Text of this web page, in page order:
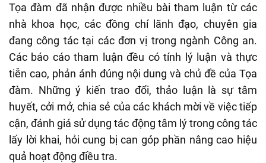
Tọa đàm đã nhận được nhiều bài tham luận từ các
nhà khoa học, các đồng chí lãnh đạo, chuyên gia
đang công tác tại các đơn vị trong ngành Công an.
Các báo cáo tham luận đều có tính lý luận và thực
tiễn cao, phản ánh đúng nội dung và chủ đề của Tọa
đàm. Những ý kiến trao đổi, thảo luận là sự tâm
huyết, cởi mở, chia sẻ của các khách mời về việc tiếp
cận, đánh giá sử dụng tác động tâm lý trong công tác
lấy lời khai, hỏi cung bị can góp phần nâng cao hiệu
quả hoạt động điều tra.